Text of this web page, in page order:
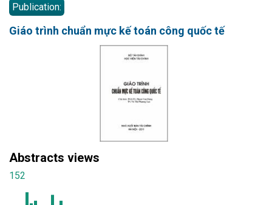
Publication:
Giáo trình chuẩn mực kế toán công quốc tế
Abstracts views
152